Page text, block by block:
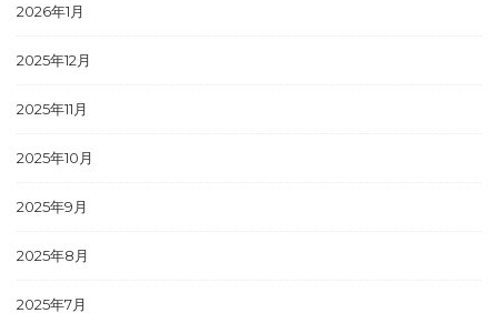
2026年1月
2025年12月
2025年11月
2025年10月
2025年9月
2025年8月
2025年7月